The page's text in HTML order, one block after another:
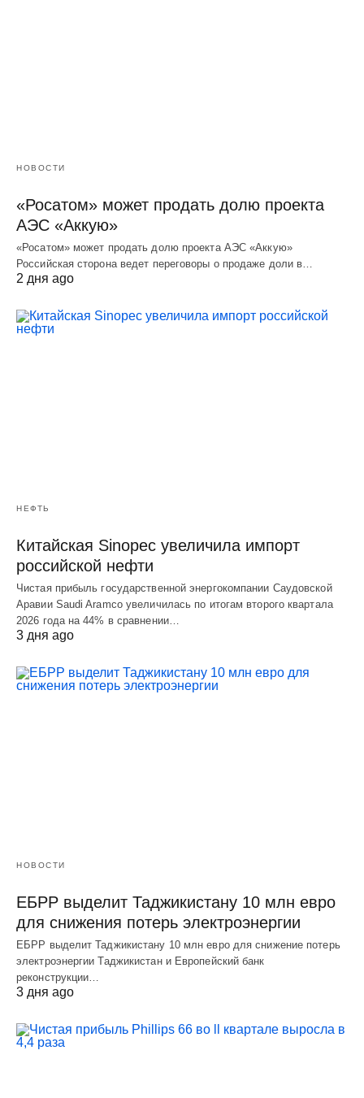
НОВОСТИ
«Росатом» может продать долю проекта
АЭС «Аккую»
«Росатом» может продать долю проекта АЭС «Аккую»
Российская сторона ведет переговоры о продаже доли в…
2 дня ago
НЕФТЬ
Китайская Sinopec увеличила импорт
российской нефти
Чистая прибыль государственной энергокомпании Саудовской
Аравии Saudi Aramco увеличилась по итогам второго квартала
2026 года на 44% в сравнении…
3 дня ago
НОВОСТИ
ЕБРР выделит Таджикистану 10 млн евро
для снижения потерь электроэнергии
ЕБРР выделит Таджикистану 10 млн евро для снижение потерь
электроэнергии Таджикистан и Европейский банк
реконструкции…
3 дня ago